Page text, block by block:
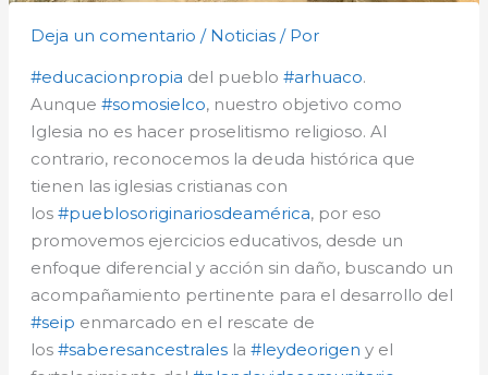
Deja un comentario / Noticias / Por
#educacionpropia del pueblo#arhuaco.
Aunque#somosielco, nuestro objetivo como
Iglesia no es hacer proselitismo religioso. Al
contrario, reconocemos la deuda histórica que
tienen las iglesias cristianas con
los#pueblosoriginariosdeamérica, por eso
promovemos ejercicios educativos, desde un
enfoque diferencial y acción sin daño, buscando un
acompañamiento pertinente para el desarrollo del
#seip enmarcado en el rescate de
los#saberesancestrales la#leydeorigen y el